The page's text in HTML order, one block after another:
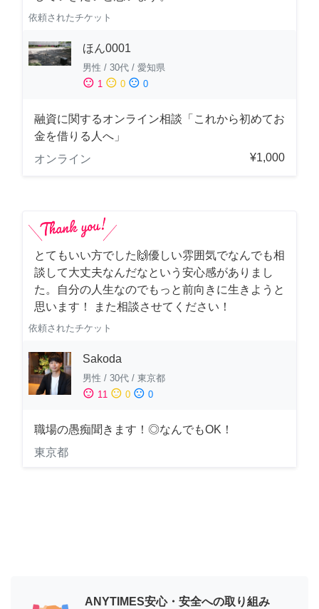
依頼されたチケット
ほん0001
男性 / 30代 / 愛知県
sentiment_satisfied 1 sentiment_neutral 0 sentiment_dissatisfied 0
融資に関するオンライン相談「これから初めてお
金を借りる人へ」
オンライン
¥1,000
とてもいい方でした🙌優しい雰囲気でなんでも相
談して大丈夫なんだなという安心感がありまし
た。自分の人生なのでもっと前向きに生きようと
思います！ また相談させてください！
依頼されたチケット
Sakoda
男性 / 30代 / 東京都
sentiment_satisfied 11 sentiment_neutral 0 sentiment_dissatisfied 0
職場の愚痴聞きます！◎なんでもOK！
東京都
ANYTIMES安心・安全への取り組み